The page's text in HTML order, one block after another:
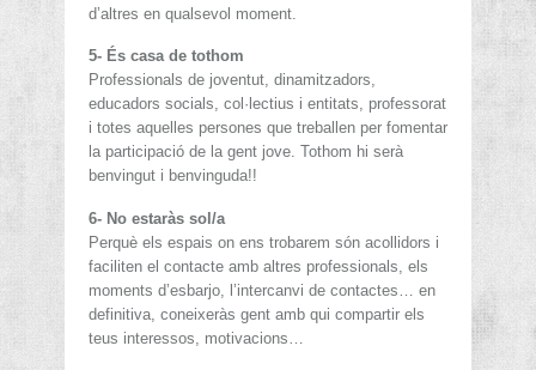
d’altres en qualsevol moment.
5- És casa de tothom
Professionals de joventut, dinamitzadors,
educadors socials, col·lectius i entitats, professorat
i totes aquelles persones que treballen per fomentar
la participació de la gent jove. Tothom hi serà
benvingut i benvinguda!!
6- No estaràs sol/a
Perquè els espais on ens trobarem són acollidors i
faciliten el contacte amb altres professionals, els
moments d’esbarjo, l’intercanvi de contactes… en
definitiva, coneixeràs gent amb qui compartir els
teus interessos, motivacions…